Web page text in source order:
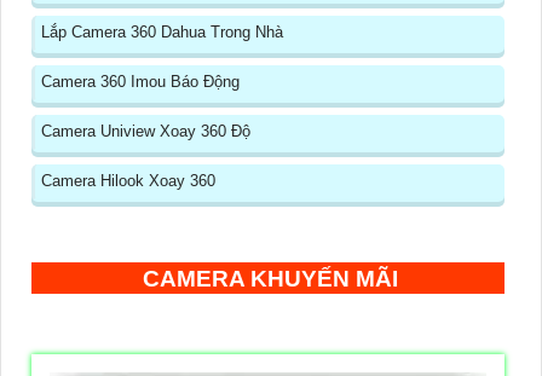
Lắp Camera 360 Dahua Trong Nhà
Camera 360 Imou Báo Động
Camera Uniview Xoay 360 Độ
Camera Hilook Xoay 360
CAMERA KHUYẾN MÃI